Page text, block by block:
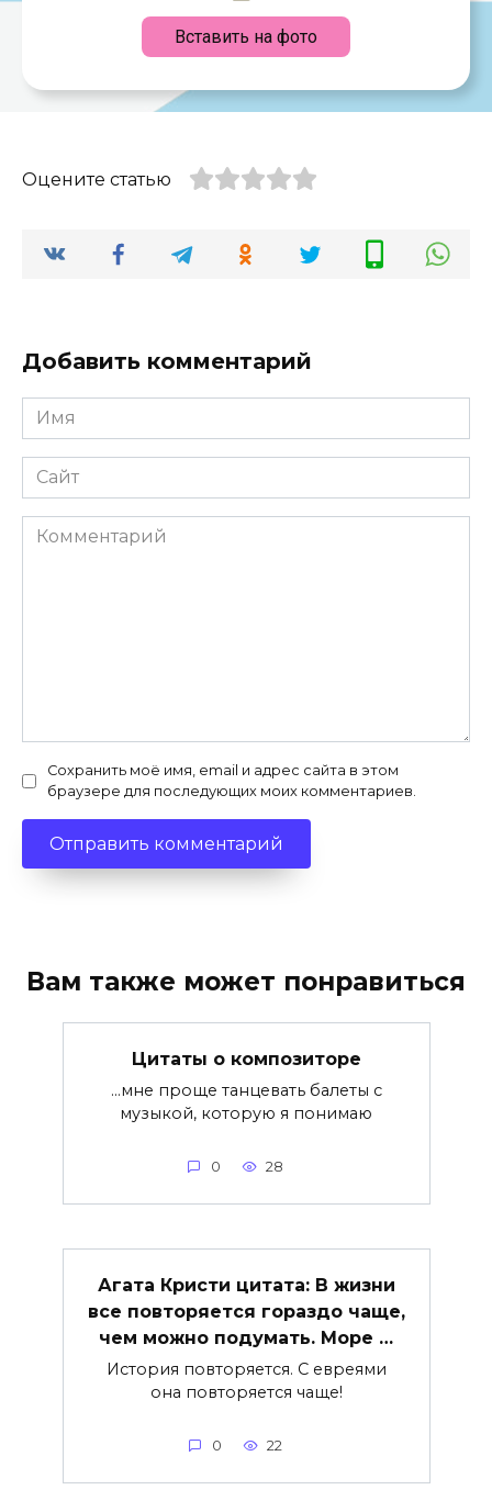
Вставить на фото
Оцените статью
Добавить комментарий
Имя
*
Сайт
Комментарий
Сохранить моё имя, email и адрес сайта в этом
браузере для последующих моих комментариев.
Вам также может понравиться
Цитаты о композиторе
…мне проще танцевать балеты с
музыкой, которую я понимаю
0 28
Агата Кристи цитата: В жизни
все повторяется гораздо чаще,
чем можно подумать. Море …
История повторяется. С евреями
она повторяется чаще!
0 22